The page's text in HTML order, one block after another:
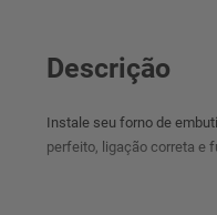
Descrição
Instale seu forno de
perfeito, ligação correta e